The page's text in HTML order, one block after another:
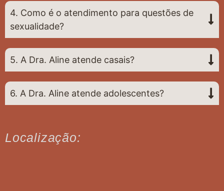
4. Como é o atendimento para questões de
sexualidade?
5. A Dra. Aline atende casais?
6. A Dra. Aline atende adolescentes?
Localização: